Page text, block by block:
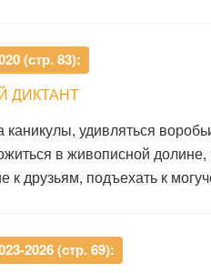
(стр. 83):
ДИКТАНТ
удивляться
в живописной долине,
к друзьям, подъехать к
2026 (стр. 69):